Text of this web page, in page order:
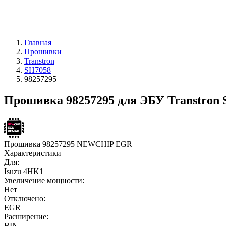
Главная
Прошивки
Transtron
SH7058
98257295
Прошивка 98257295 для ЭБУ Transtron
Прошивка 98257295 NEWCHIP EGR
Характеристики
Для:
Isuzu 4HK1
Увеличение мощности:
Нет
Отключено:
EGR
Расширение: